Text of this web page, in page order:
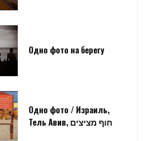
Одно фото на берегу
Одно фото / Израиль,
Тель Авив, חוף מציצים